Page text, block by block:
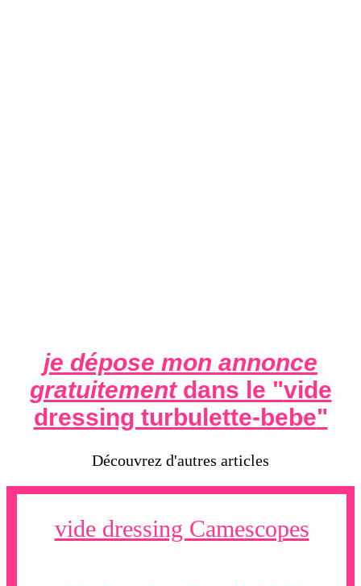
je dépose mon annonce
gratuitementdans le "vide
dressing turbulette-bebe"
Découvrez d'autres articles
vide dressing Camescopes